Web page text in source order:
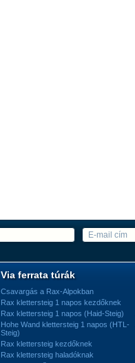
Via ferrata túrák
Csavargás a Rax-Alpokban
Rax klettersteig 1 napos kezdőknek
Rax klettersteig 1 napos (Haid-Steig)
Hohe Wand klettersteig 1 napos (HTL-
Steig)
Rax klettersteig kezdőknek
Rax klettersteig haladóknak